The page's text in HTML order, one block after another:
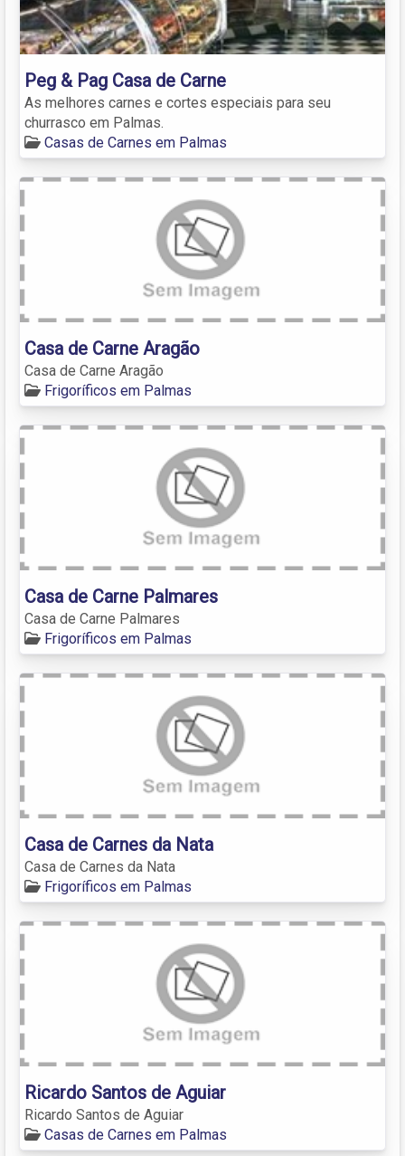
Peg & Pag Casa de Carne
As melhores carnes e cortes especiais para seu
churrasco em Palmas.
Casas de Carnes em Palmas
Casa de Carne Aragão
Casa de Carne Aragão
Frigoríficos em Palmas
Casa de Carne Palmares
Casa de Carne Palmares
Frigoríficos em Palmas
Casa de Carnes da Nata
Casa de Carnes da Nata
Frigoríficos em Palmas
Ricardo Santos de Aguiar
Ricardo Santos de Aguiar
Casas de Carnes em Palmas